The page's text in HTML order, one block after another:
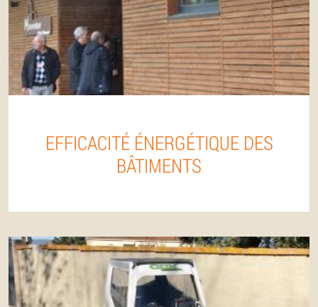
EFFICACITÉ ÉNERGÉTIQUE DES
BÂTIMENTS